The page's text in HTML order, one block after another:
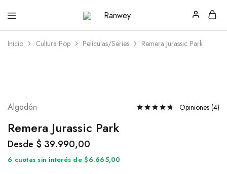
Ranwey
|
Tu
Estilo,
Estilo,
Tu
Diseño
Inicio Cultura Pop Películas/Series Remera Jurassic Park
Algodón Opiniones (4)
Remera Jurassic Park
Desde $ 39.990,00
6 cuotas sin interés de $6.665,00